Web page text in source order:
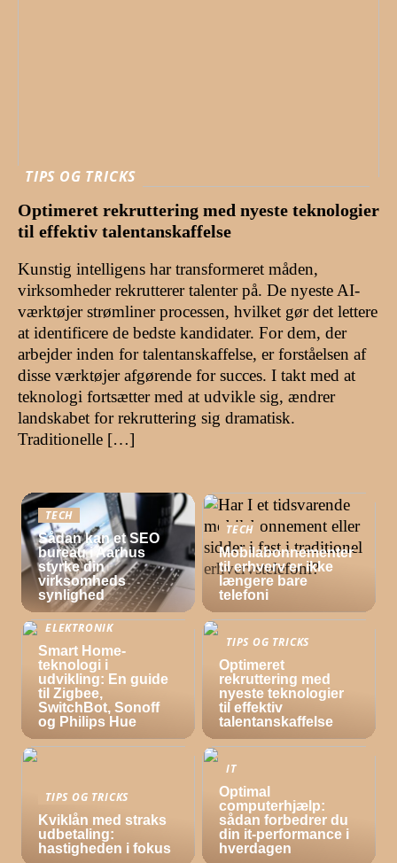
TIPS OG TRICKS
Optimeret rekruttering med nyeste teknologier
til effektiv talentanskaffelse
Kunstig intelligens har transformeret måden,
virksomheder rekrutterer talenter på. De nyeste AI-
værktøjer strømliner processen, hvilket gør det lettere
at identificere de bedste kandidater. For dem, der
arbejder inden for talentanskaffelse, er forståelsen af
disse værktøjer afgørende for succes. I takt med at
teknologi fortsætter med at udvikle sig, ændrer
landskabet for rekruttering sig dramatisk.
Traditionelle […]
TECH
Sådan kan et SEO
bureau i Aarhus
styrke din
virksomheds
synlighed
TECH
Mobilabonnementer
til erhverv er ikke
længere bare
telefoni
ELEKTRONIK
Smart Home-
teknologi i
udvikling: En guide
til Zigbee,
SwitchBot, Sonoff
og Philips Hue
TIPS OG TRICKS
Optimeret
rekruttering med
nyeste teknologier
til effektiv
talentanskaffelse
TIPS OG TRICKS
Kviklån med straks
udbetaling:
hastigheden i fokus
IT
Optimal
computerhjælp:
sådan forbedrer du
din it-performance i
hverdagen